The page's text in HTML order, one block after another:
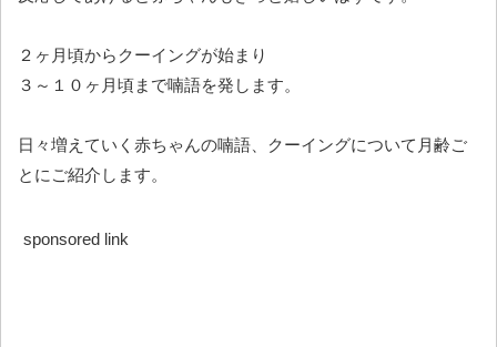
２ヶ月頃からクーイングが始まり
３～１０ヶ月頃まで喃語を発します。
日々増えていく赤ちゃんの喃語、クーイングについて月齢ご
とにご紹介します。
sponsored link